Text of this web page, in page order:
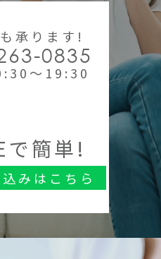
承ります!
0835
～19:30
で簡単!
みはこちら